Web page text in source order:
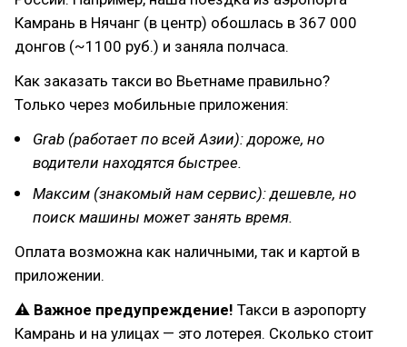
Камрань в Нячанг (в центр) обошлась в 367 000
донгов (~1100 руб.) и заняла полчаса.
Как заказать такси во Вьетнаме правильно?
Только через мобильные приложения:
Grab (работает по всей Азии): дороже, но
водители находятся быстрее.
Максим (знакомый нам сервис): дешевле, но
поиск машины может занять время.
Оплата возможна как наличными, так и картой в
приложении.
⚠ Важное предупреждение! Такси в аэропорту
Камрань и на улицах — это лотерея. Сколько стоит